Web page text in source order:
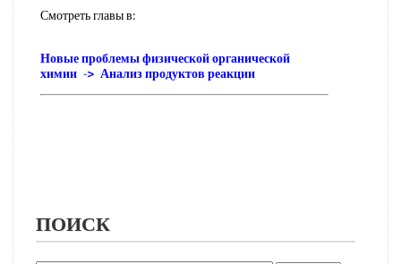
Смотреть главы в:
Новые проблемы физической органической
химии -> Анализ продуктов реакции
ПОИСК